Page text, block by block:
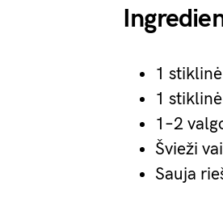
1
1
1–2
Švieži
Sauja